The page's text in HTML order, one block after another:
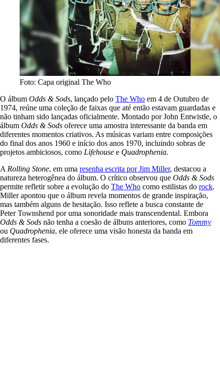
Foto: Capa original The Who
O álbum Odds & Sods, lançado pelo The Who em 4 de Outubro de
1974, reúne uma coleção de faixas que até então estavam guardadas e
não tinham sido lançadas oficialmente. Montado por John Entwistle, o
álbum Odds & Sods oferece uma amostra interessante da banda em
diferentes momentos criativos. As músicas variam entre composições
do final dos anos 1960 e início dos anos 1970, incluindo sobras de
projetos ambiciosos, como Lifehouse e Quadrophenia.
A Rolling Stone, em uma resenha escrita por Jim Miller, destacou a
natureza heterogênea do álbum. O crítico observou que Odds & Sods
permite refletir sobre a evolução do The Who como estilistas do rock.
Miller apontou que o álbum revela momentos de grande inspiração,
mas também alguns de hesitação. Isso reflete a busca constante de
Peter Townshend por uma sonoridade mais transcendental. Embora
Odds & Sods não tenha a coesão de álbuns anteriores, como Tommy
ou Quadrophenia, ele oferece uma visão honesta da banda em
diferentes fases.